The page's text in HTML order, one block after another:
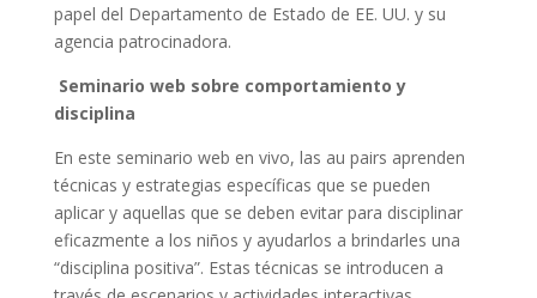
papel del Departamento de Estado de EE. UU. y su
agencia patrocinadora.
Seminario web sobre comportamiento y
disciplina
En este seminario web en vivo, las au pairs aprenden
técnicas y estrategias específicas que se pueden
aplicar y aquellas que se deben evitar para disciplinar
eficazmente a los niños y ayudarlos a brindarles una
“disciplina positiva”. Estas técnicas se introducen a